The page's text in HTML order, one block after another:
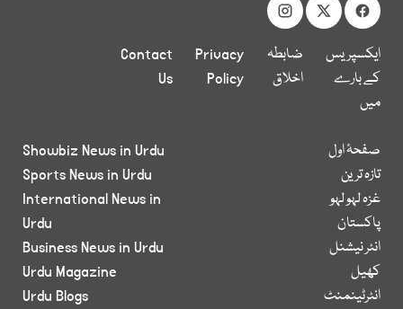
ایکسپریس
کے بارے
میں
ضابطہ
اخلاق
Privacy
Policy
Contact
Us
صفحۂ اول
تازہ ترین
غزہ لہو لہو
پاکستان
انٹر نیشنل
کھیل
انٹرٹینمنٹ
Showbiz News in Urdu
Sports News in Urdu
International News in
Urdu
Business News in Urdu
Urdu Magazine
Urdu Blogs